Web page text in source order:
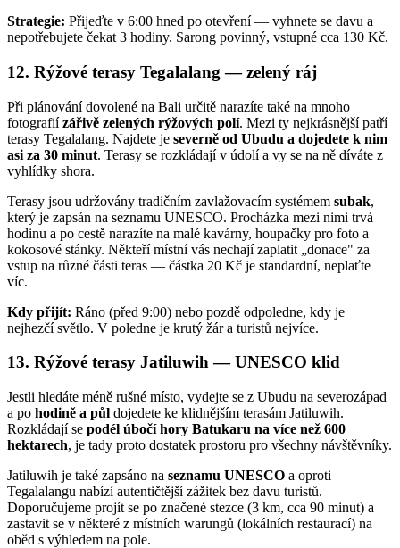
Strategie: Přijeďte v 6:00 hned po otevření — vyhnete se davu a
nepotřebujete čekat 3 hodiny. Sarong povinný, vstupné cca 130 Kč.
12. Rýžové terasy Tegalalang — zelený ráj
Při plánování dovolené na Bali určitě narazíte také na mnoho
fotografiízářivě zelených rýžových polí. Mezi ty nejkrásnější patří
terasy Tegalalang. Najdete je severně od Ubudu a dojedete k nim
asi za 30 minut. Terasy se rozkládají v údolí a vy se na ně díváte z
vyhlídky shora.
Terasy jsou udržovány tradičním zavlažovacím systémem subak,
který je zapsán na seznamu UNESCO. Procházka mezi nimi trvá
hodinu a po cestě narazíte na malé kavárny, houpačky pro foto a
kokosové stánky. Někteří místní vás nechají zaplatit „donace" za
vstup na různé části teras — částka 20 Kč je standardní, neplaťte
víc.
Kdy přijít: Ráno (před 9:00) nebo pozdě odpoledne, kdy je
nejhezčí světlo. V poledne je krutý žár a turistů nejvíce.
13. Rýžové terasy Jatiluwih — UNESCO klid
Jestli hledáte méně rušné místo, vydejte se z Ubudu na severozápad
a po hodině a půl dojedete ke klidnějším terasám Jatiluwih.
Rozkládají se podél úbočí hory Batukaru na více než 600
hektarech, je tady proto dostatek prostoru pro všechny návštěvníky.
Jatiluwih je také zapsáno na seznamu UNESCO a oproti
Tegalalangu nabízí autentičtější zážitek bez davu turistů.
Doporučujeme projít se po značené stezce (3 km, cca 90 minut) a
zastavit se v některé z místních warungů (lokálních restaurací) na
oběd s výhledem na pole.